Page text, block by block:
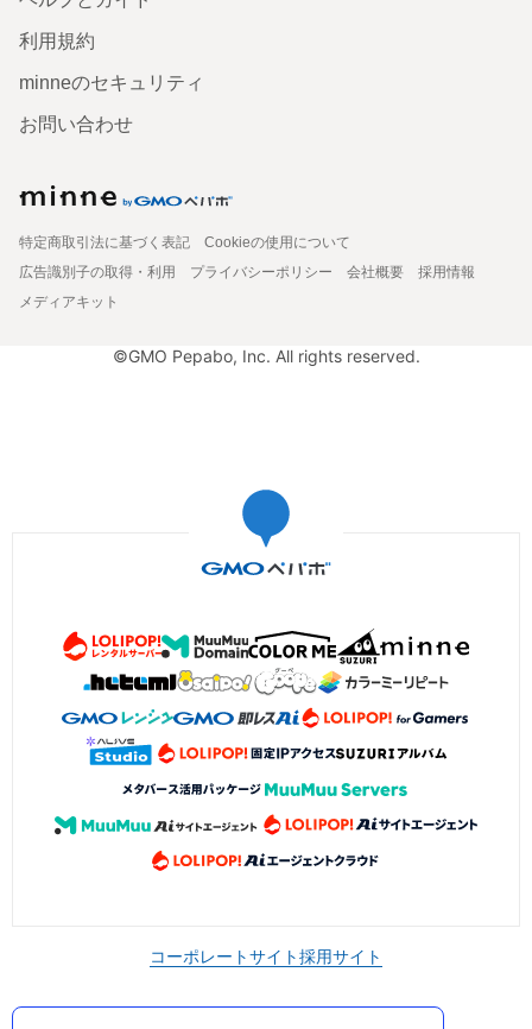
利用規約
minneのセキュリティ
お問い合わせ
特定商取引法に基づく表記
Cookieの使用について
広告識別子の取得・利用
プライバシーポリシー 会社概要
採用情報
メディアキット
©GMO Pepabo, Inc. All rights reserved.
コーポレートサイト採用サイト